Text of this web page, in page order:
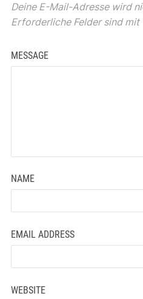
Deine E-Mail-Adresse wird
Erforderliche Felder sind mit
MESSAGE
NAME
EMAIL ADDRESS
WEBSITE